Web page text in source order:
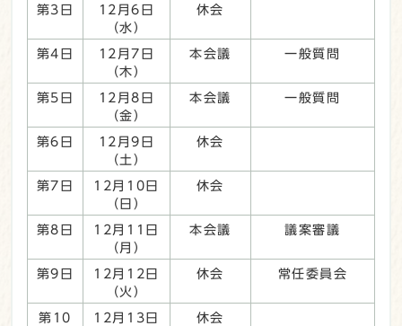
第3日
12月6日
（水）
休会
第4日
12月7日
（木）
本会議 一般質問
第5日
12月8日
（金）
本会議 一般質問
第6日
12月9日
（土）
休会
第7日
12月10日
（日）
休会
第8日
12月11日
（月）
本会議 議案審議
第9日
12月12日
（火）
休会 常任委員会
第10
12月13日
休会